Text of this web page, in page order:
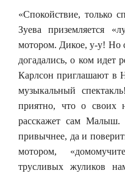
«Спокойствие, только
Зуева приземляется
мотором. Дикое, у-у!
догадались, о ком
Карлсон приглашают в
музыкальный
приятно, что о своих
расскажет сам Малыш.
привычнее, да и
мотором,
трусливых жуликов